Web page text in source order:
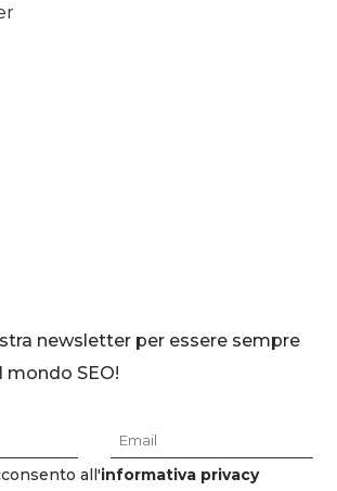
newsletter per essere sempre
SEO!
all'informativa privacy